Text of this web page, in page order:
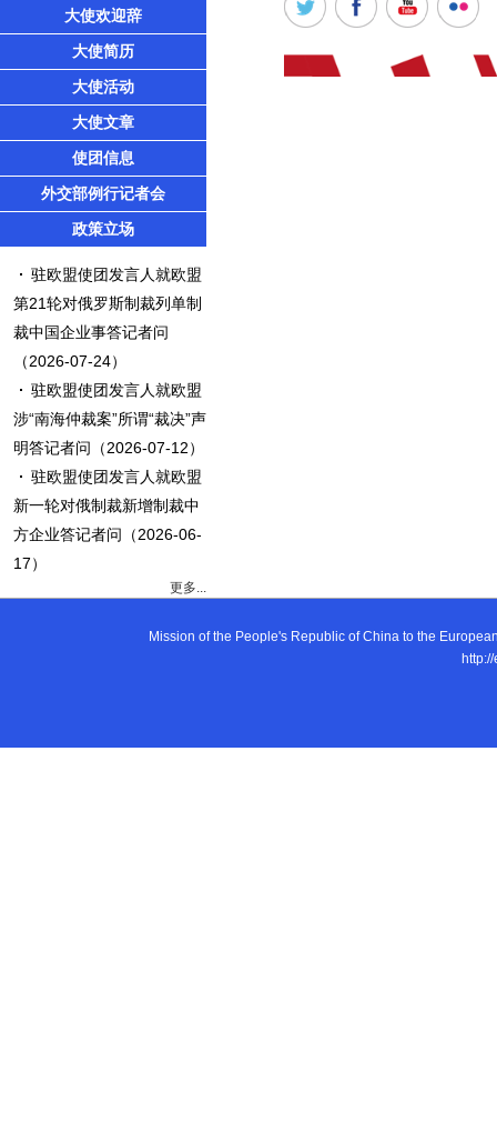
大使欢迎辞
大使简历
大使活动
大使文章
使团信息
外交部例行记者会
政策立场
驻欧盟使团发言人就欧盟
第21轮对俄罗斯制裁列单制
裁中国企业事答记者问
（2026-07-24）
驻欧盟使团发言人就欧盟
涉“南海仲裁案”所谓“裁决”声
明答记者问 （2026-07-12）
驻欧盟使团发言人就欧盟
新一轮对俄制裁新增制裁中
方企业答记者问 （2026-06-
17）
更多...
Mission of the People's Republic of China to the